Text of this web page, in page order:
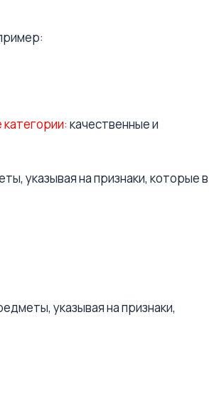
качественные и
указывая на признаки, которые в
указывая на признаки,